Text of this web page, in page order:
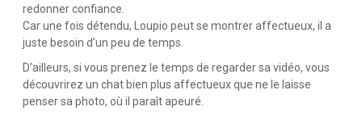
redonner confiance.
Car une fois détendu, Loupio peut se montrer affectueux, il a
juste besoin d’un peu de temps.
D’ailleurs, si vous prenez le temps de regarder sa vidéo, vous
découvrirez un chat bien plus affectueux que ne le laisse
penser sa photo, où il paraît apeuré.